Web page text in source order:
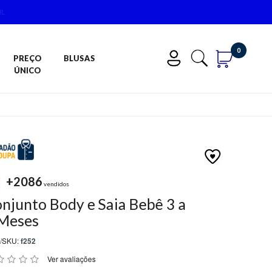
PREÇO
ÚNICO
BLUSAS
0
+2086 vendidos
Body e Saia Bebê 3 a
f252
Ver avaliações